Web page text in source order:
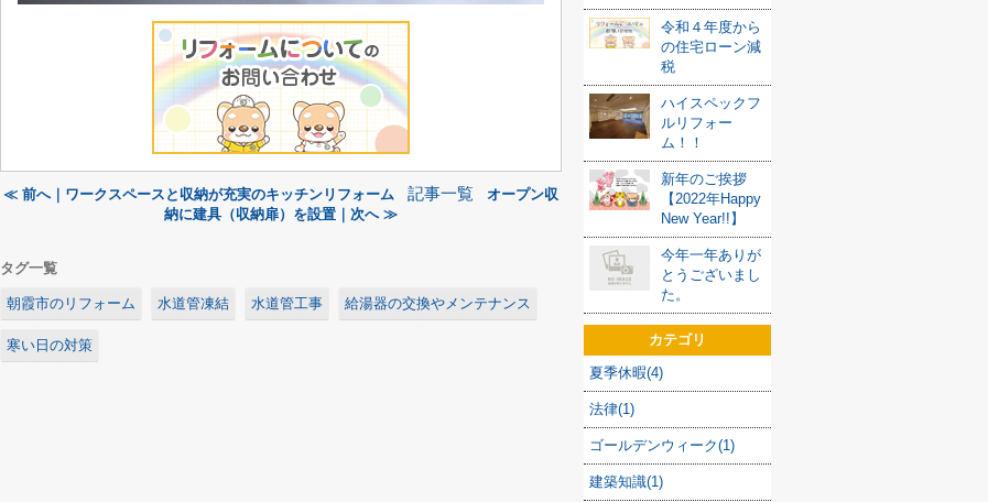
≪ 前へ｜ワークスペースと収納が充実のキッチンリフォーム 記事一覧
オープン収
納に建具（収納扉）を設置｜次へ ≫
タグ一覧
朝霞市のリフォーム 水道管凍結 水道管工事 給湯器の交換やメンテナンス
寒い日の対策
令和４年度から
の住宅ローン減
税
ハイスペックフ
ルリフォー
ム！！
新年のご挨拶
【2022年Happy
New Year!!】
今年一年ありが
とうございまし
た。
カテゴリ
夏季休暇(4)
法律(1)
ゴールデンウィーク(1)
建築知識(1)